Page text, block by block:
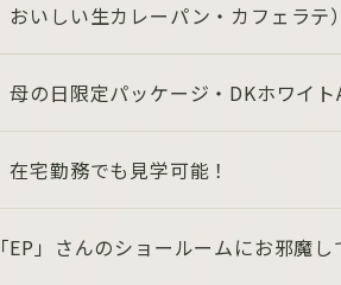
いしい生カレーパン・カフェラテ）
の日限定パッケージ・DKホワイトA
宅勤務でも見学可能！
」さんのショールームにお邪魔し